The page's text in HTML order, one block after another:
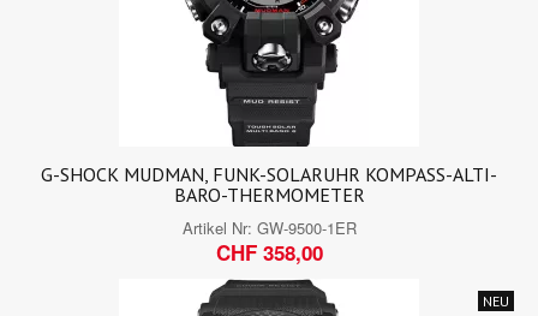
G-SHOCK MUDMAN, FUNK-SOLARUHR KOMPASS-ALTI-
BARO-THERMOMETER
Artikel Nr: GW-9500-1ER
CHF 358,00
NEU